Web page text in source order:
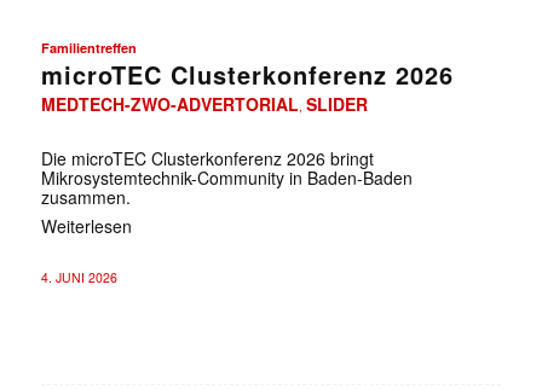
Familientreffen
microTEC Clusterkonferenz 2026
MEDTECH-ZWO-ADVERTORIAL SLIDER
Die microTEC Clusterkonferenz 2026 bringt
Mikrosystemtechnik-Community in Baden-Baden
zusammen.
Weiterlesen
4. JUNI 2026